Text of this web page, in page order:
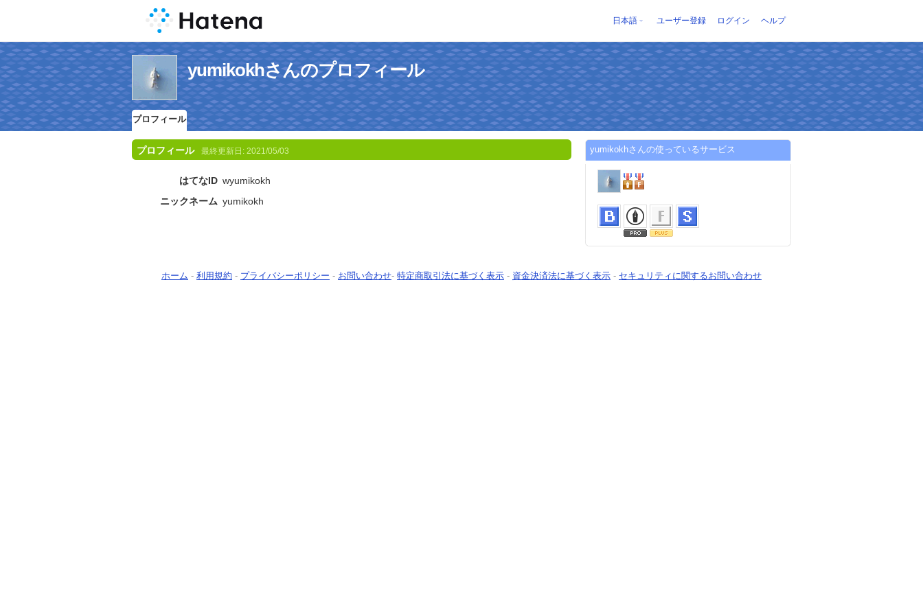
日本語 ユーザー登録 ログイン ヘルプ
yumikokhさんのプロフィール
プロフィール
プロフィール 最終更新日: 2021/05/03
はてなID wyumikokh
ニックネーム yumikokh
yumikokhさんの使っているサービス
ホーム - 利用規約 - プライバシーポリシー - お問い合わせ- 特定商取引法に基づく表示 - 資金決済法に基づく表示 - セキュリティに関するお問い合わせ